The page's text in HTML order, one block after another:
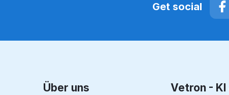
Get social
Über uns Vetron -